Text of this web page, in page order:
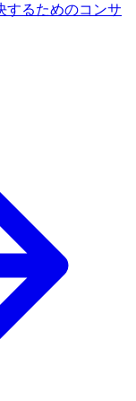
するためのコンサ